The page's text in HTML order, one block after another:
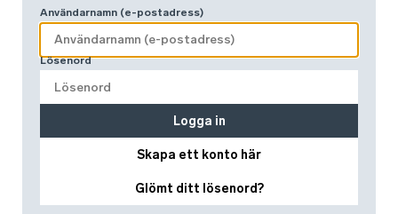
Användarnamn (e-postadress)
Lösenord
Skapa ett konto här
Glömt ditt lösenord?
Logga in